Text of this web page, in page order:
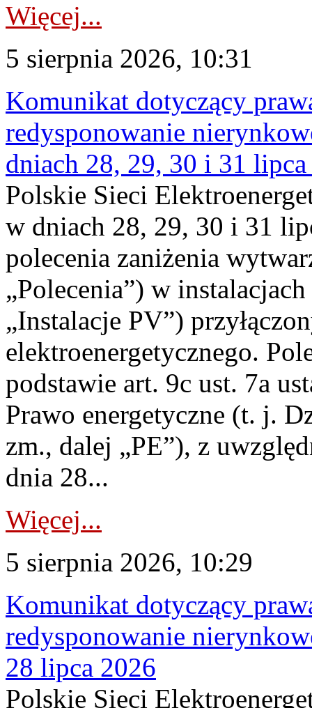
Więcej...
5 sierpnia 2026, 10:31
Komunikat dotyczący
redysponowanie
dniach 28, 29, 30 i 31
Polskie Sieci
w dniach 28, 29, 30 i 31
polecenia zaniżenia
„Polecenia”) w
„Instalacje PV”)
elektroenergetycznego.
podstawie art. 9c ust. 7a
Prawo energetyczne (t. j.
zm., dalej „PE”), z
dnia 28...
Więcej...
5 sierpnia 2026, 10:29
Komunikat dotyczący
redysponowanie
28 lipca 2026
Polskie Sieci